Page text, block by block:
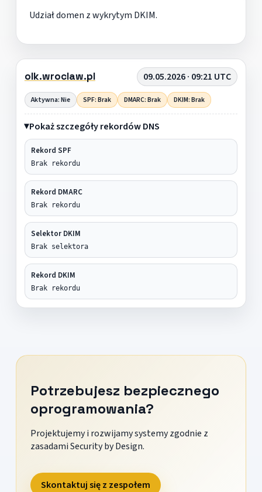
Udział domen z wykrytym DKIM.
olk.wroclaw.pl 09.05.2026 · 09:21 UTC
Aktywna: Nie SPF: Brak DMARC: Brak DKIM: Brak
Pokaż szczegóły rekordów DNS
Rekord SPF
Brak rekordu
Rekord DMARC
Brak rekordu
Selektor DKIM
Brak selektora
Rekord DKIM
Brak rekordu
Potrzebujesz bezpiecznego
oprogramowania?
Projektujemy i rozwijamy systemy zgodnie z
zasadami Security by Design.
Skontaktuj się z zespołem